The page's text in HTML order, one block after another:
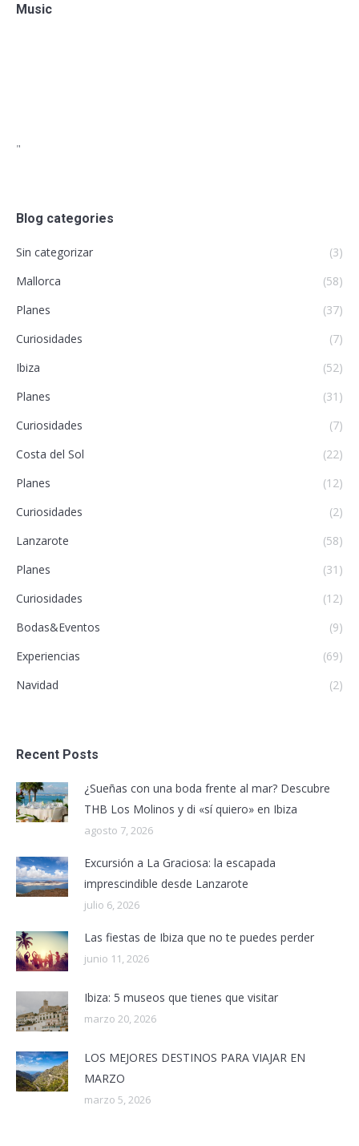
Music
"
Blog categories
Sin categorizar
(3)
Mallorca
(58)
Planes
(37)
Curiosidades
(7)
Ibiza
(52)
Planes
(31)
Curiosidades
(7)
Costa del Sol
(22)
Planes
(12)
Curiosidades
(2)
Lanzarote
(58)
Planes
(31)
Curiosidades
(12)
Bodas&Eventos
(9)
Experiencias
(69)
Navidad
(2)
Recent Posts
¿Sueñas con una boda frente al mar? Descubre
THB Los Molinos y di «sí quiero» en Ibiza
agosto 7, 2026
Excursión a La Graciosa: la escapada
imprescindible desde Lanzarote
julio 6, 2026
Las fiestas de Ibiza que no te puedes perder
junio 11, 2026
Ibiza: 5 museos que tienes que visitar
marzo 20, 2026
LOS MEJORES DESTINOS PARA VIAJAR EN
MARZO
marzo 5, 2026